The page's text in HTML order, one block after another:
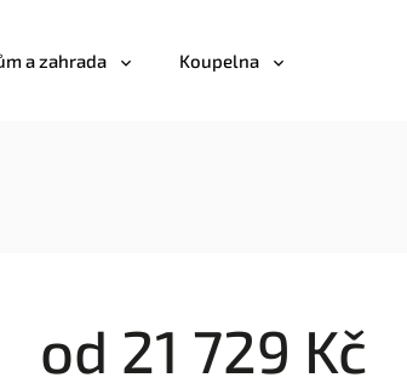
a zahrada Koupelna
od 21 729 Kč